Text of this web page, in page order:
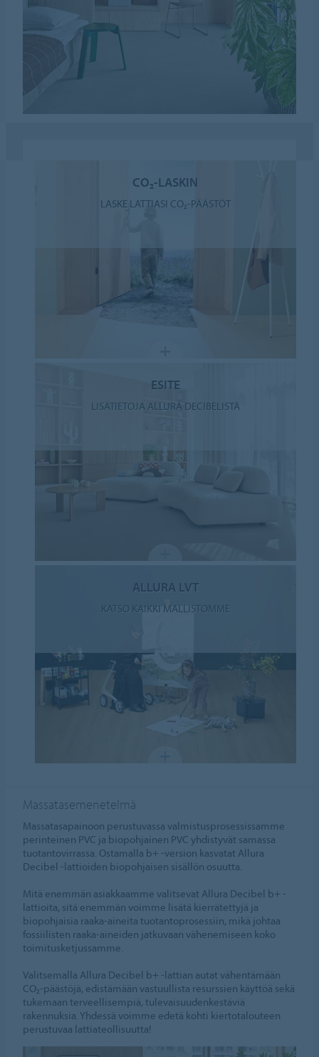
CO₂-LASKIN
LASKE LATTIASI CO₂-PÄÄSTÖT
ESITE
LISÄTIETOJA ALLURA DECIBELISTÄ
ALLURA LVT
KATSO KAIKKI MALLISTOMME
Massatasemenetelmä
Massatasapainoon perustuvassa valmistusprosessissamme
perinteinen PVC ja biopohjainen PVC yhdistyvät samassa
tuotantovirrassa. Ostamalla b+ -version kasvatat Allura
Decibel -lattioiden biopohjaisen sisällön osuutta.
Mitä enemmän asiakkaamme valitsevat Allura Decibel b+ -
lattioita, sitä enemmän voimme lisätä kierrätettyjä ja
biopohjaisia raaka-aineita tuotantoprosessiin, mikä johtaa
fossiilisten raaka-aineiden jatkuvaan vähenemiseen koko
toimitusketjussamme.
Valitsemalla Allura Decibel b+ -lattian autat vähentämään
CO₂-päästöjä, edistämään vastuullista resurssien käyttöä sekä
tukemaan terveellisempiä, tulevaisuudenkestäviä
rakennuksia. Yhdessä voimme edetä kohti kiertotalouteen
perustuvaa lattiateollisuutta!